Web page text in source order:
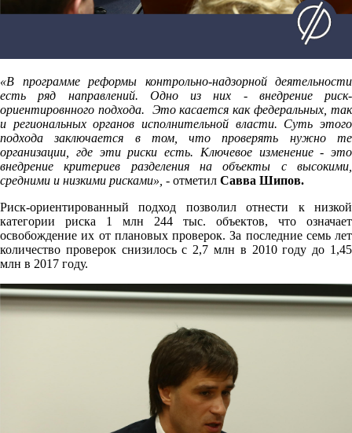
«В программе реформы контрольно-надзорной деятельности
есть ряд направлений. Одно из них - внедрение риск-
ориентировнного подхода. Это касается как федеральных, так
и региональных органов исполнительной власти. Суть этого
подхода заключается в том, что проверять нужно те
организации, где эти риски есть. Ключевое изменение - это
внедрение критериев разделения на объекты с высокими,
средними и низкими рисками», - отметил Савва Шипов.
Риск-ориентированный подход позволил отнести к низкой
категории риска 1 млн 244 тыс. объектов, что означает
освобождение их от плановых проверок. За последние семь лет
количество проверок снизилось с 2,7 млн в 2010 году до 1,45
млн в 2017 году.